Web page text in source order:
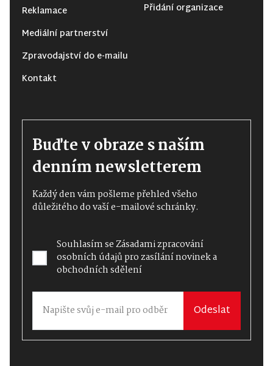
Reklamace
Mediální partnerství
Zpravodajství do e-mailu
Kontakt
Přidání organizace
Buďte v obraze s naším
denním newsletterem
Každý den vám pošleme přehled všeho
důležitého do vaší e-mailové schránky.
Souhlasím seZásadami zpracování
osobních údajůpro zasílání novinek a
obchodních sdělení
Odeslat